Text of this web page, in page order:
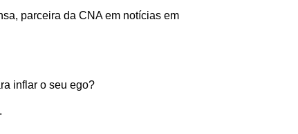
parceira da CNA em notícias em
inflar o seu ego?